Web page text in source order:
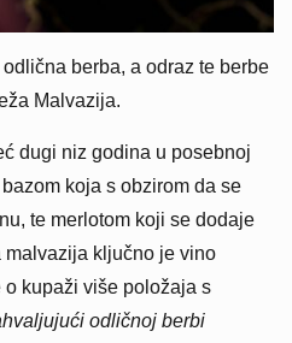
berba, a odraz te berbe
Malvazija.
dugi niz godina u posebnoj
koja s obzirom da se
te merlotom koji se dodaje
malvazija ključno je vino
kupaži više položaja s
odličnoj berbi